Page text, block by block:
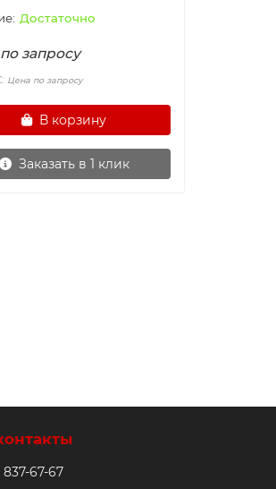
Достаточно
запросу
Цена по запросу
В корзину
Заказать в 1 клик
837-67-67